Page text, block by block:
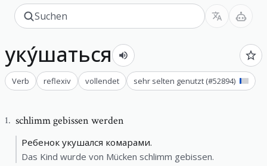
уку́шаться
Verb reflexiv vollendet sehr selten genutzt (#52894)
1. schlimm gebissen werden
Ребенок укушался комарами.
Das Kind wurde von Mücken schlimm gebissen.